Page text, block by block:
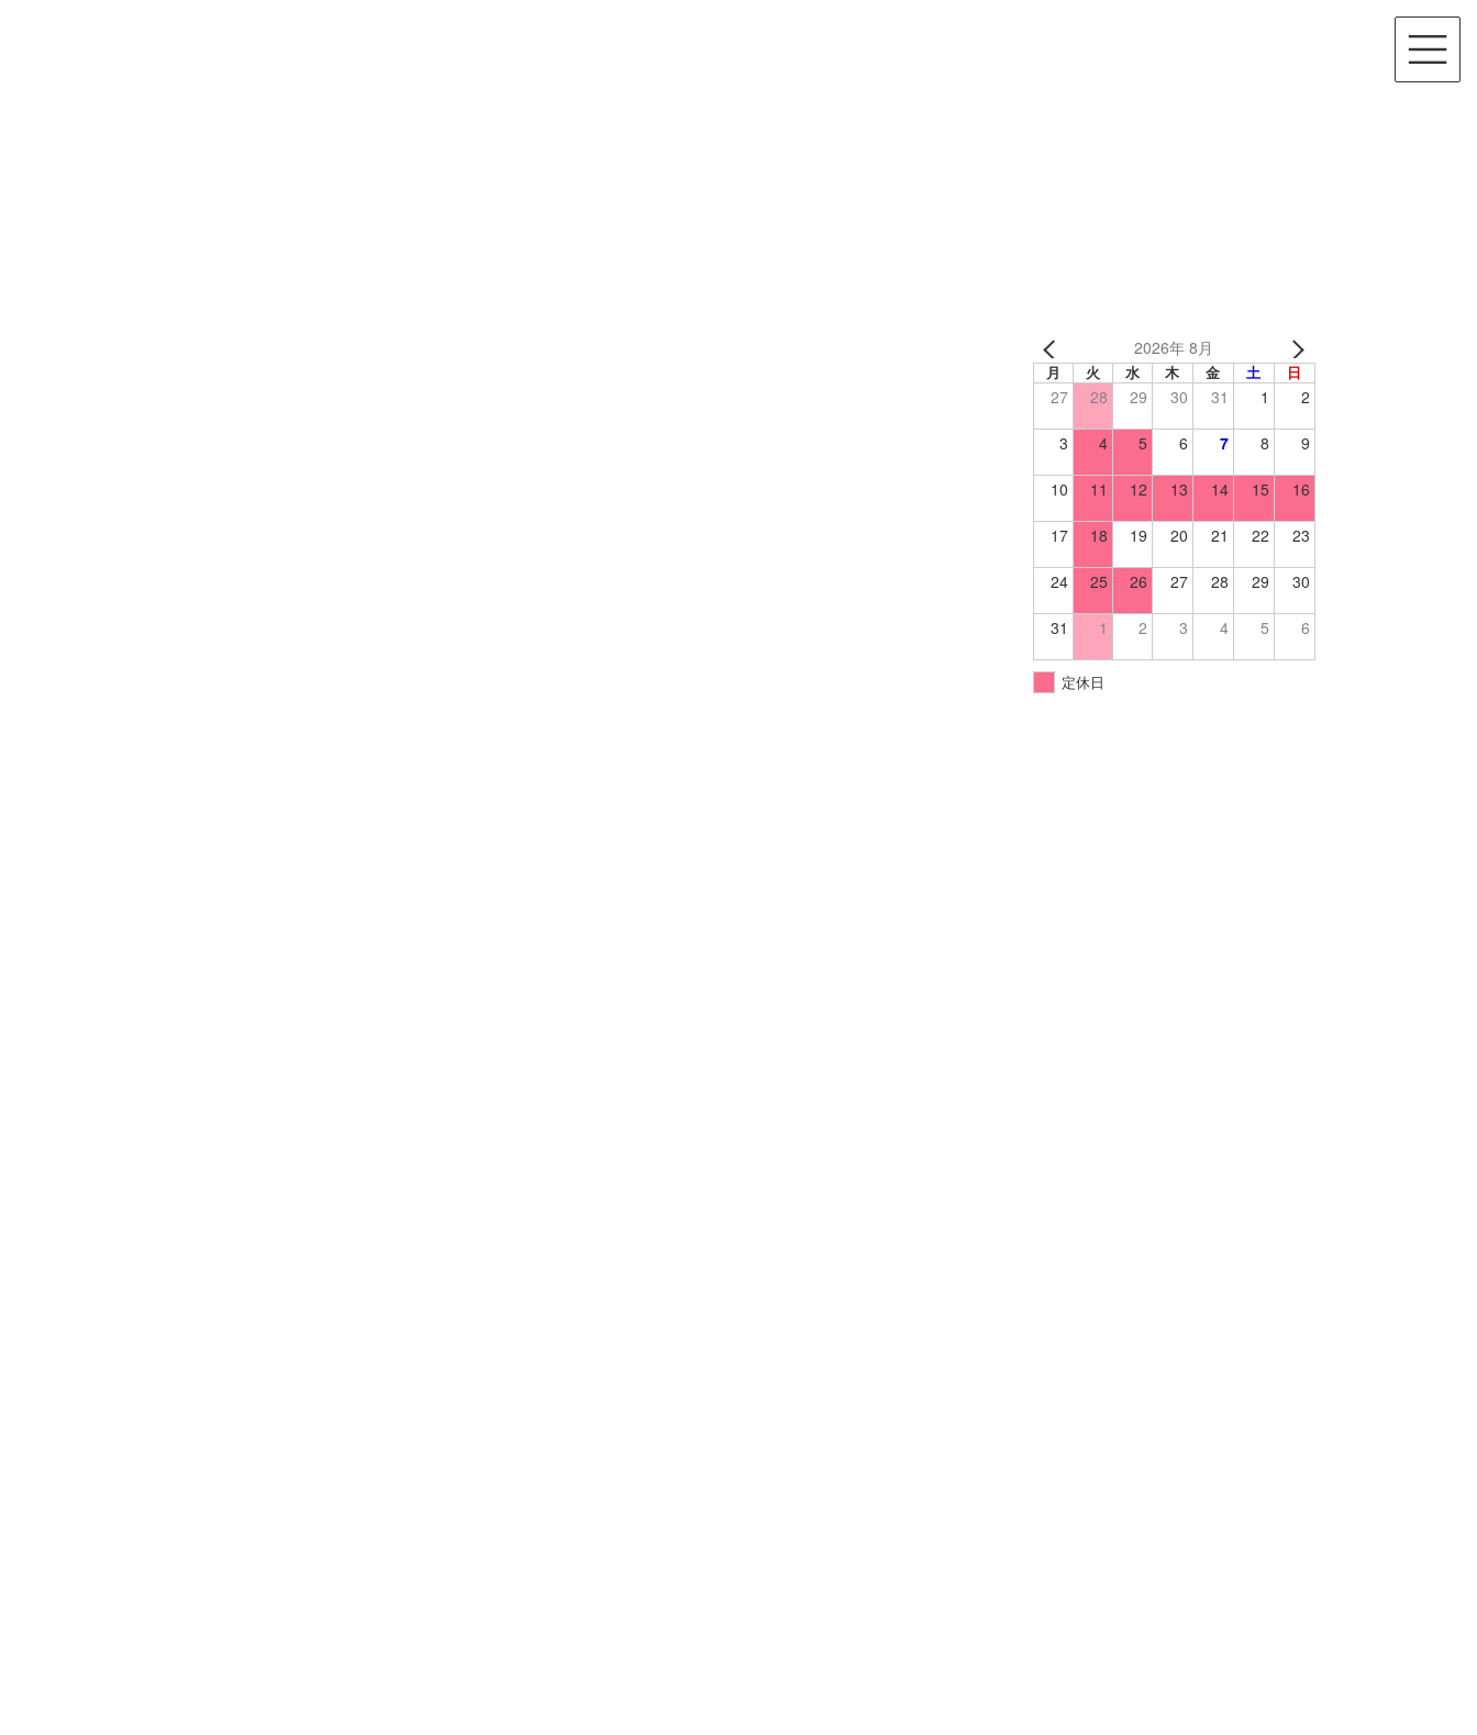
2026年 8月
月 火 水 木 金 土 日
27 28 29 30 31 1 2
3 4 5 6 7 8 9
10 11 12 13 14 15 16
17 18 19 20 21 22 23
24 25 26 27 28 29 30
31 1 2 3 4 5 6
定休日